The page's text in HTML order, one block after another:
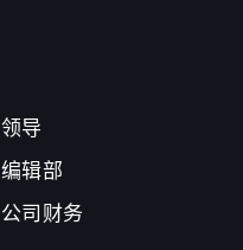
领导
编辑部
公司财务